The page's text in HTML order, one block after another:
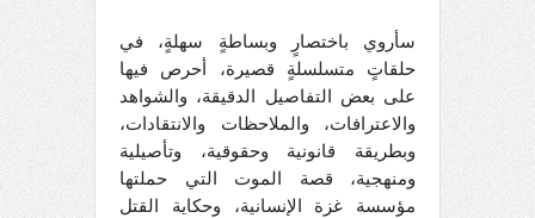
سأروي باختصارٍ وبساطةٍ سهلةٍ، في
حلقاتٍ متسلسلةٍ قصيرة، أحرص فيها
على بعض التفاصيل الدقيقة، والشواهد
والاعترافات، والملاحظات والانتقادات،
وبطريقة قانونية وحقوقية، وتأصيلية
ومنهجية، قصة الموت التي حملتها
مؤسسة غزة الإنسانية، وحكاية القتل